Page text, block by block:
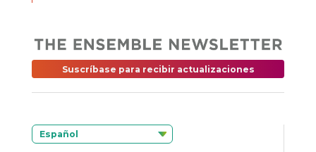
Suscríbase para recibir actualizaciones
Español